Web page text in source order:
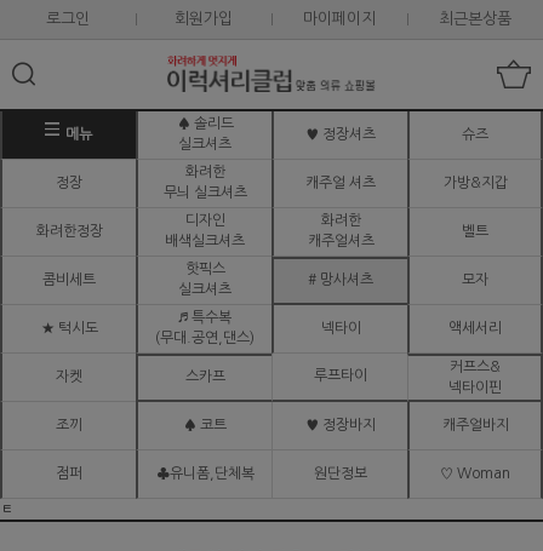
로그인 회원가입 마이페이지 최근본상품
메뉴
♠ 솔리드
실크셔츠
♥ 정장셔츠 슈즈
정장
화려한
무늬 실크셔츠
캐주얼 셔츠 가방&지갑
화려한정장
디자인
배색실크셔츠
화려한
캐주얼셔츠
벨트
콤비세트
핫픽스
실크셔츠
# 망사셔츠 모자
★ 턱시도
♬ 특수복
(무대.공연,댄스)
넥타이 액세서리
자켓 스카프 루프타이
커프스&
넥타이핀
조끼 ♠ 코트 ♥ 정장바지 캐주얼바지
점퍼 ♣유니폼,단체복 원단정보 ♡ Woman
ㅌ